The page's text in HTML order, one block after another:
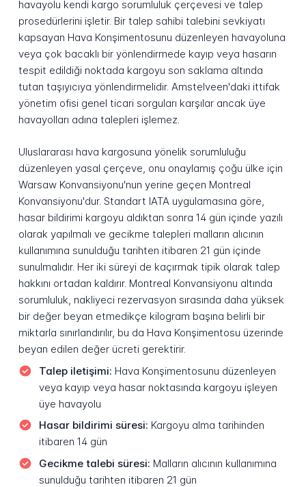
havayolu kendi kargo sorumluluk çerçevesi ve talep
prosedürlerini işletir. Bir talep sahibi talebini sevkiyatı
kapsayan Hava Konşimentosunu düzenleyen havayoluna
veya çok bacaklı bir yönlendirmede kayıp veya hasarın
tespit edildiği noktada kargoyu son saklama altında
tutan taşıyıcıya yönlendirmelidir. Amstelveen'daki ittifak
yönetim ofisi genel ticari sorguları karşılar ancak üye
havayolları adına talepleri işlemez.
Uluslararası hava kargosuna yönelik sorumluluğu
düzenleyen yasal çerçeve, onu onaylamış çoğu ülke için
Warsaw Konvansiyonu'nun yerine geçen Montreal
Konvansiyonu'dur. Standart IATA uygulamasına göre,
hasar bildirimi kargoyu aldıktan sonra 14 gün içinde yazılı
olarak yapılmalı ve gecikme talepleri malların alıcının
kullanımına sunulduğu tarihten itibaren 21 gün içinde
sunulmalıdır. Her iki süreyi de kaçırmak tipik olarak talep
hakkını ortadan kaldırır. Montreal Konvansiyonu altında
sorumluluk, nakliyeci rezervasyon sırasında daha yüksek
bir değer beyan etmedikçe kilogram başına belirli bir
miktarla sınırlandırılır, bu da Hava Konşimentosu üzerinde
beyan edilen değer ücreti gerektirir.
Talep iletişimi: Hava Konşimentosunu düzenleyen
veya kayıp veya hasar noktasında kargoyu işleyen
üye havayolu
Hasar bildirimi süresi: Kargoyu alma tarihinden
itibaren 14 gün
Gecikme talebi süresi: Malların alıcının kullanımına
sunulduğu tarihten itibaren 21 gün